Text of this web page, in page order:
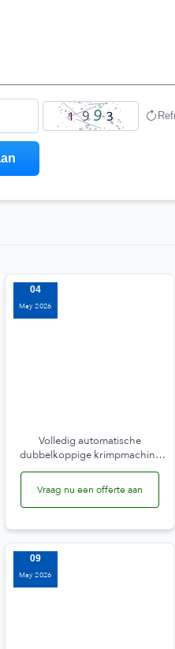
04
May 2026
Volledig automatische
dubbelkoppige krimpmachine
voor meeraderige omhulde
kabels JW-17T
Vraag nu een offerte aan
09
May 2026